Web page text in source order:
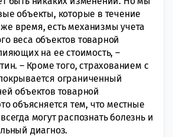
объекты, которые в течение
же время, есть механизмы учета
веса объектов товарной
на ее стоимость, –
– Кроме того, страхованием с
ограниченный
объектов товарной
объясняется тем, что местные
могут распознать болезнь и
диагноз.